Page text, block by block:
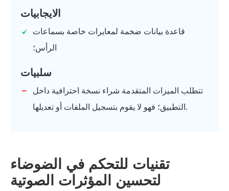
الايجابيات
قاعدة بيانات ضخمة لمعايرات خاصة بسماعات
الرأس؛
سلبيات
تتطلب الميزات المتقدمة شراء نسخة احترافية داخل
التطبيق؛ فهو لا يقوم بتسجيل الملفات أو تعديلها.
تقنيات للتحكم في الضوضاء
لتحسين المؤثرات الصوتية